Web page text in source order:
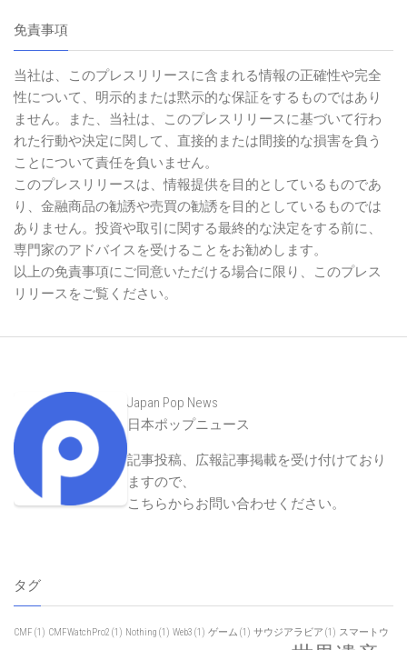
免責事項
当社は、このプレスリリースに含まれる情報の正確性や完全
性について、明示的または黙示的な保証をするものではあり
ません。また、当社は、このプレスリリースに基づいて行わ
れた行動や決定に関して、直接的または間接的な損害を負う
ことについて責任を負いません。
このプレスリリースは、情報提供を目的としているものであ
り、金融商品の勧誘や売買の勧誘を目的としているものでは
ありません。投資や取引に関する最終的な決定をする前に、
専門家のアドバイスを受けることをお勧めします。
以上の免責事項にご同意いただける場合に限り、このプレス
リリースをご覧ください。
Japan Pop News
日本ポップニュース
記事投稿、広報記事掲載を受け付けており
ますので、
こちらからお問い合わせください。
タグ
CMF (1) CMFWatchPro2 (1) Nothing (1) Web3 (1) ゲーム (1) サウジアラビア (1) スマートウ